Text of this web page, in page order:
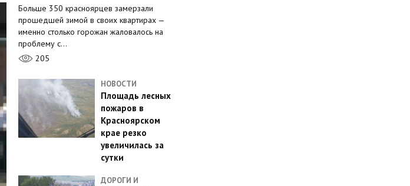
Больше 350 красноярцев замерзали
прошедшей зимой в своих квартирах —
именно столько горожан жаловалось на
проблему с…
205
НОВОСТИ
Площадь лесных
пожаров в
Красноярском
крае резко
увеличилась за
сутки
ДОРОГИ И